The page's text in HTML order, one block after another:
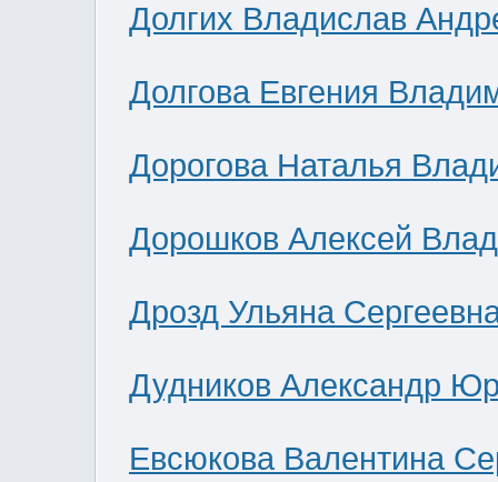
Долгих Владислав
Долгова Евгения
Дорогова Наталья
Дорошков Алексей
Дрозд Ульяна
Дудников Александр
Евсюкова Валентина